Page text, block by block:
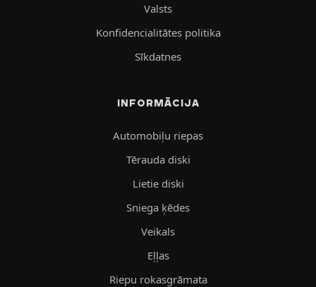
Valsts
Konfidencialitātes politika
Sīkdatnes
INFORMĀCIJA
Automobiļu riepas
Tērauda diski
Lietie diski
Sniega ķēdes
Veikals
Eļļas
Riepu rokasgrāmata